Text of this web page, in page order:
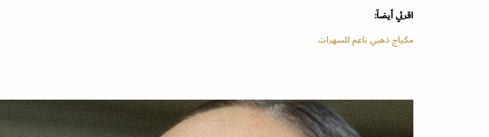
اقرئي أيضاً:
مكياج ذهبي ناعم للسهرات